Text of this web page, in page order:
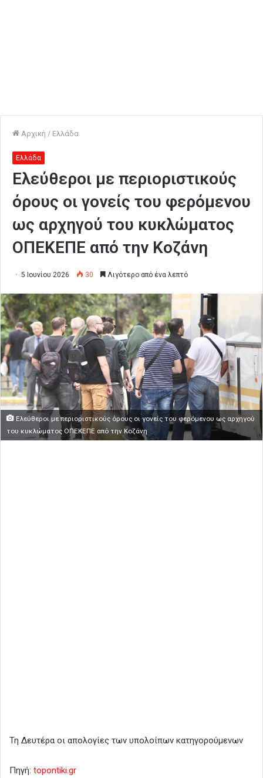
Αρχική / Ελλάδα
Ελλάδα
Ελεύθεροι με περιοριστικούς
όρους οι γονείς του φερόμενου
ως αρχηγού του κυκλώματος
ΟΠΕΚΕΠΕ από την Κοζάνη
5 Ιουνίου 2026 30 Λιγότερο από ένα λεπτό
Ελεύθεροι με περιοριστικούς όρους οι γονείς του φερόμενου ως αρχηγού
του κυκλώματος ΟΠΕΚΕΠΕ από την Κοζάνη
Τη Δευτέρα οι απολογίες των υπολοίπων κατηγορούμενων
Πηγή: topontiki.gr